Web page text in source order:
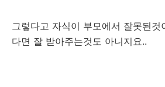
그렇다고 자식이 부모에서 잘못된것
다면 잘 받아주는것도 아니지요..